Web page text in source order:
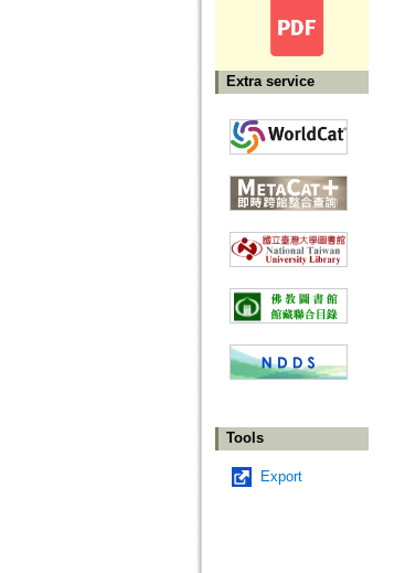
Extra service
Tools
Export